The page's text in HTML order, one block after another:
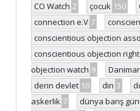
CO Watch 2 çocuk 150
connection e.V 7
conscientious objection
conscientious objection right
objection watch 9
derin devlet 10 din 3
askerlik 7 dünya barış